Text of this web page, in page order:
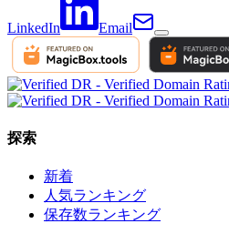
LinkedIn Email
探索
新着
人気ランキング
保存数ランキング